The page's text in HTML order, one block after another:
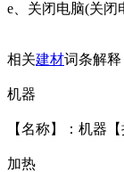
e、关闭电脑(关闭
相关建材词条解释
机器
【名称】：机器
加热